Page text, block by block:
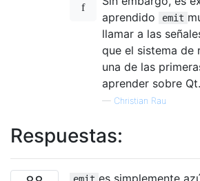
aprendido
emit
llamar a las
que el sistema de
una de las
aprender sobre Qt.
— Christian Rau
Respuestas:
emit es simplemente